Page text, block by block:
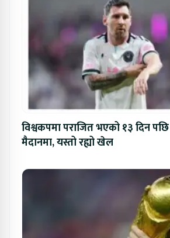
विश्वकपमा पराजित भएको १३ दिन
मैदानमा, यस्तो रह्यो खेल